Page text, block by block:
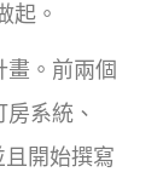
起。
畫。前兩個
系統、
開始撰寫